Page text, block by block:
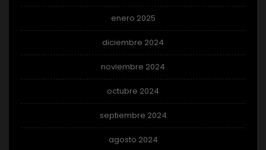
enero 2025
diciembre 2024
noviembre 2024
octubre 2024
septiembre 2024
agosto 2024